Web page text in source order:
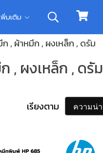
พิ่มเติม
, ผ้าหมึก , ผงเหล็ก , ดรัม
, ผงเหล็ก , ดรัม
เรียงตาม